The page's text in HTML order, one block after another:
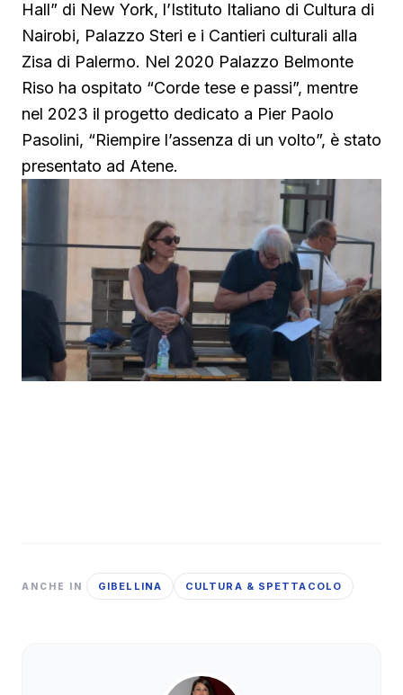
Hall” di New York, l’Istituto Italiano di Cultura di
Nairobi, Palazzo Steri e i Cantieri culturali alla
Zisa di Palermo. Nel 2020 Palazzo Belmonte
Riso ha ospitato “Corde tese e passi”, mentre
nel 2023 il progetto dedicato a Pier Paolo
Pasolini, “Riempire l’assenza di un volto”, è stato
presentato ad Atene.
ANCHE IN GIBELLINA CULTURA & SPETTACOLO